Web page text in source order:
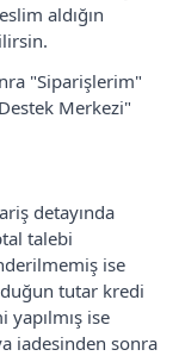
aldığın
"Siparişlerim"
Merkezi"
detayında
talebi
ise
tutar kredi
ise
iadesinden sonra